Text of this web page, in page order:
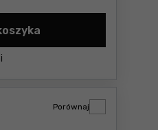
Zestaw kluczy
Porównaj